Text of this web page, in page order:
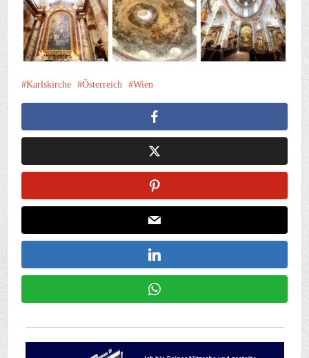
Karlskirche Österreich Wien